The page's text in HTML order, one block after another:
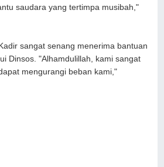
saudara yang tertimpa musibah,"
sangat senang menerima bantuan
Dinsos. "Alhamdulillah, kami sangat
mengurangi beban kami,"